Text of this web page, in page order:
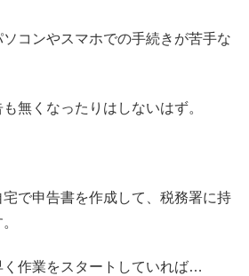
コンやスマホでの手続きが苦手な
無くなったりはしないはず。
で申告書を作成して、税務署に持
く作業をスタートしていれば…